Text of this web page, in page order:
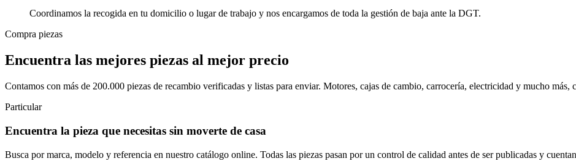
Coordinamos la recogida en tu domicilio o lugar de trabajo y nos encargamos de toda la gestión de baja ante la DGT.
Compra piezas
Encuentra las mejores piezas al mejor precio
Contamos con más de 200.000 piezas de recambio verificadas y listas para enviar. Motores, cajas de cambio, carrocería, electricidad y mucho
Particular
Encuentra la pieza que necesitas sin moverte de casa
Busca por marca, modelo y referencia en nuestro catálogo online. Todas las piezas pasan por un control de calidad antes de ser publicadas y